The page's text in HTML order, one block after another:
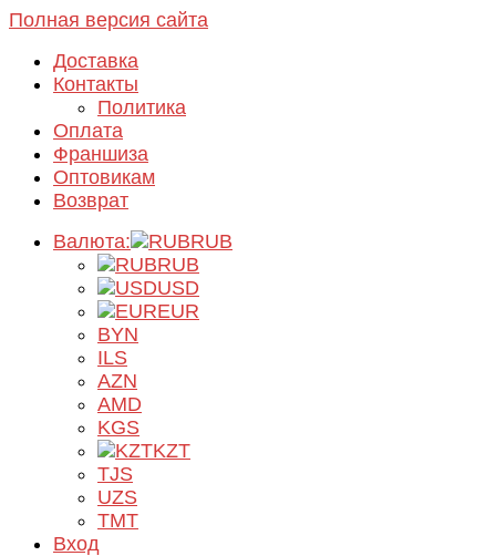
Полная версия сайта
Доставка
Контакты
Политика
Оплата
Франшиза
Оптовикам
Возврат
Валюта:
RUB
RUB
USD
EUR
BYN
ILS
AZN
AMD
KGS
KZT
TJS
UZS
TMT
Вход